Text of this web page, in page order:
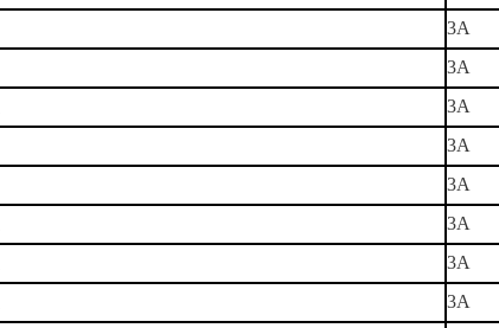
3A
3A
3A
3A
3A
3A
3A
3A